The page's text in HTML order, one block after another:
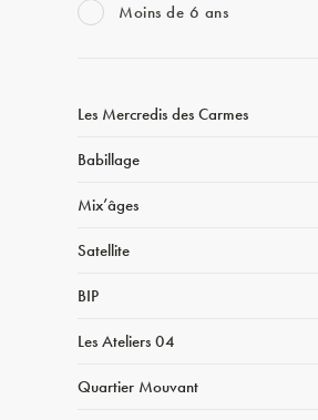
Moins de 6 ans
Les Mercredis des Carmes
Babillage
Mix’âges
Satellite
BIP
Les Ateliers 04
Quartier Mouvant